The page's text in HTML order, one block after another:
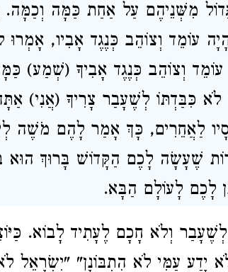
מִשְּׁנֵיהֶם עַל אַחַת כַּמָּה
עוֹמֵד וְצוֹהֵב כְּנֶגֶד אָבִיו, אָמְרוּ
וְצוֹהֵב כְּנֶגֶד אָבִיךָ (שְׁמַע)
לֹא כִּבַּדְתּוֹ לְשֶׁעָבַר צָרִיךָ (אֲנִי)
לַאֲחֵרִים, כָּךְ אָמַר לָהֶם מֹשֶׁה
שֶׁעָשָׂה לָכֶם הַקָּדוֹשׁ בָּרוּךְ הוּא
לָכֶם לָעוֹלָם הַבָּא.
וְלֹא חָכָם לֶעָתִיד לָבוֹא.
יָדַע עַמִּי לֹא הִתְבּוֹנָן" "יִשְׂרָאֵל